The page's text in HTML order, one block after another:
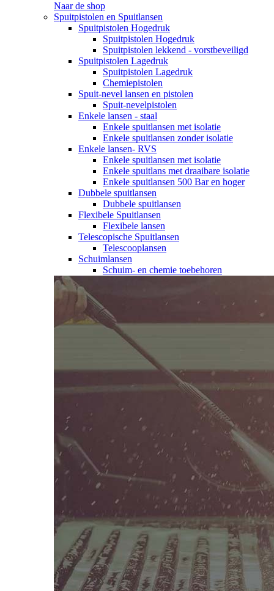
Naar de shop
Spuitpistolen en Spuitlansen
Spuitpistolen Hogedruk
Spuitpistolen Hogedruk
Spuitpistolen lekkend - vorstbeveiligd
Spuitpistolen Lagedruk
Spuitpistolen Lagedruk
Chemiepistolen
Spuit-nevel lansen en pistolen
Spuit-nevelpistolen
Enkele lansen - staal
Enkele spuitlansen met isolatie
Enkele spuitlansen zonder isolatie
Enkele lansen- RVS
Enkele spuitlansen met isolatie
Enkele spuitlans met draaibare isolatie
Enkele spuitlansen 500 Bar en hoger
Dubbele spuitlansen
Dubbele spuitlansen
Flexibele Spuitlansen
Flexibele lansen
Telescopische Spuitlansen
Telescooplansen
Schuimlansen
Schuim- en chemie toebehoren